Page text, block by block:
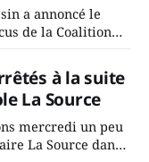
a annoncé le
de la Coalition
incapacité, qu'il
à la suite
La Source
mercredi un peu
La Source dans